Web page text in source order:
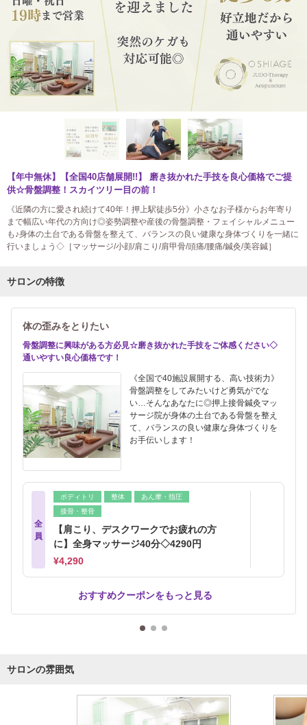
【年中無休】【全国40店舗展開!!】 磨き抜かれた手技を良心価格でご提
供☆骨盤調整！スカイツリー目の前！
《近隣の方に愛され続けて40年！押上駅徒歩5分》小さなお子様からお年寄り
まで幅広い年代の方向け◎姿勢調整や産後の骨盤調整・フェイシャルメニュー
も♪身体の土台である骨盤を整えて、バランスの良い健康な身体づくりを一緒に
行いましょう◇［マッサージ/小顔/肩こり/肩甲骨/頭痛/腰痛/鍼灸/美容鍼］
サロンの特徴
体の歪みをとりたい
骨盤調整に興味がある方必見☆磨き抜かれた手技をご体感ください◇
通いやすい良心価格です！
《全国で40施設展開する、高い技術力》
骨盤調整をしてみたいけど勇気がでな
い…そんなあなたに◎押上接骨鍼灸マッ
サージ院が身体の土台である骨盤を整え
て、バランスの良い健康な身体づくりを
お手伝いします！
全
員
ボディトリ 整体
あん摩・指圧
接骨・整骨
【肩こり、デスクワークでお疲れの方
に】全身マッサージ40分◇4290円
¥4,290
おすすめクーポンをもっと見る
サロンの雰囲気